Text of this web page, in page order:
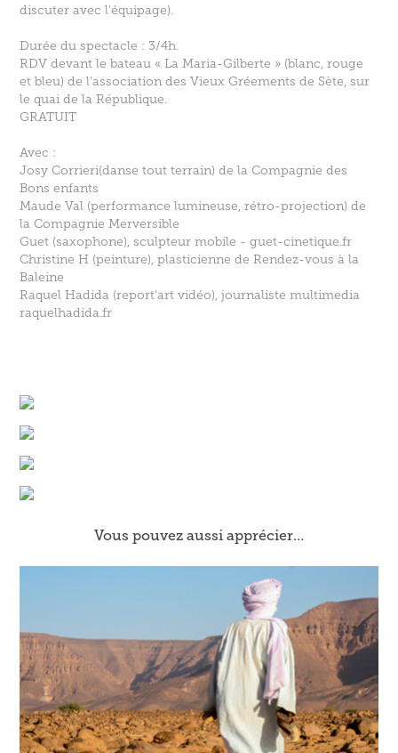
discuter avec l'équipage).
Durée du spectacle : 3/4h.
RDV devant le bateau « La Maria-Gilberte » (blanc, rouge
et bleu) de l’association des Vieux Gréements de Sète, sur
le quai de la République.
GRATUIT
Avec :
Josy Corrieri(danse tout terrain) de la Compagnie des
Bons enfants
Maude Val (performance lumineuse, rétro-projection) de
la Compagnie Merversible
Guet (saxophone), sculpteur mobile - guet-cinetique.fr
Christine H (peinture), plasticienne de Rendez-vous à la
Baleine
Raquel Hadida (report'art vidéo), journaliste multimedia
raquelhadida.fr
Vous pouvez aussi apprécier…